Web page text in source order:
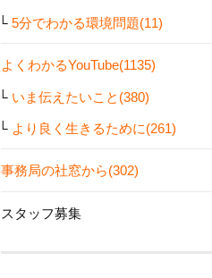
5分でわかる環境問題(11)
よくわかるYouTube(1135)
いま伝えたいこと(380)
より良く生きるために(261)
事務局の社窓から(302)
スタッフ募集